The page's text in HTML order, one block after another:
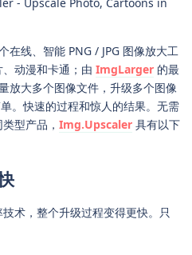
在线、智能 PNG / JPG 图像放大工
动漫和卡通；由 ImgLarger 的最
放大多个图像文件，升级多个图像
。快速的过程和惊人的结果。无需
型产品， Img.Upscaler 具有以下
术，整个升级过程变得更快。只